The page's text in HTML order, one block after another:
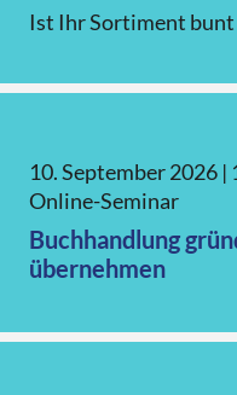
Ist Ihr Sortiment bunt
10. September 2026 |
Online-Seminar
Buchhandlung
übernehmen